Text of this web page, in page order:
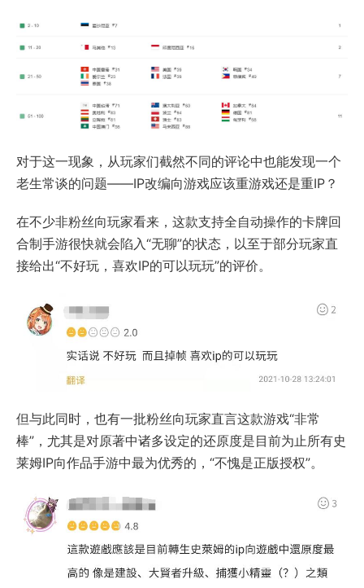
对于这一现象，从玩家们截然不同的评论中也能发现一个
老生常谈的问题——IP改编向游戏应该重游戏还是重IP？
在不少非粉丝向玩家看来，这款支持全自动操作的卡牌回
合制手游很快就会陷入“无聊”的状态，以至于部分玩家直
接给出“不好玩，喜欢IP的可以玩玩”的评价。
但与此同时，也有一批粉丝向玩家直言这款游戏“非常
棒”，尤其是对原著中诸多设定的还原度是目前为止所有史
莱姆IP向作品手游中最为优秀的，“不愧是正版授权”。